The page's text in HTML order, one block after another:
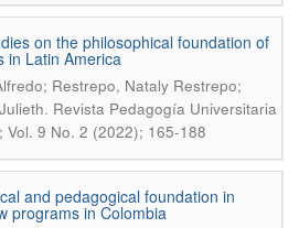
on the philosophical foundation of
in Latin America
Restrepo, Nataly Restrepo;
. Revista Pedagogía Universitaria
Vol. 9 No. 2 (2022); 165-188
and pedagogical foundation in
programs in Colombia